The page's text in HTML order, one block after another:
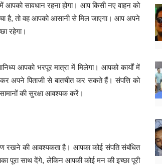
सावधान रहना होगा। आप किसी नए वाहन को
है, तो वह आपको आसानी से मिल जाएगा। आप अपने
रहेगा।
आपको भरपूर मात्रा में मिलेगा। आपको कार्यों में
अपने पिताजी से बातचीत कर सकते हैं। संपत्ति को
की सुरक्षा आवश्यक करें।
रखने की आवश्यकता है। आपका कोई संपति संबंधित
पूरा साथ देंगे, लेकिन आपकी कोई मन की इच्छा पूरी